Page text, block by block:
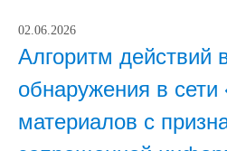
02.06.2026
Алгоритм действий
обнаружения в сети
материалов с